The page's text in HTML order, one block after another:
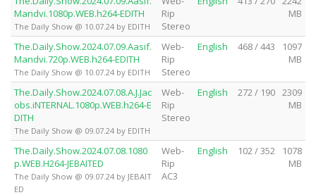
Mandvi.1080p.WEB.h264-EDITH
The Daily Show @ 10.07.24 by EDITH
Rip
Stereo
MB
The.Daily.Show.2024.07.09.Aasif.
Mandvi.720p.WEB.h264-EDITH
The Daily Show @ 10.07.24 by EDITH
Web-
Rip
Stereo
English 468 / 443
1097
MB
The.Daily.Show.2024.07.08.A.J.Jac
obs.iNTERNAL.1080p.WEB.h264-E
DITH
The Daily Show @ 09.07.24 by EDITH
Web-
Rip
Stereo
English 272 / 190
2309
MB
The.Daily.Show.2024.07.08.1080
p.WEB.H264-JEBAITED
The Daily Show @ 09.07.24 by JEBAIT
ED
Web-
Rip
AC3
English 102 / 352
1078
MB